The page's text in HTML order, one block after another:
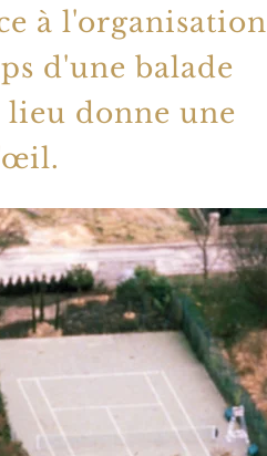
à l'organisation
d'une balade
donne une